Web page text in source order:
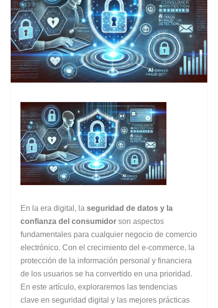
En la era digital, laseguridad de datos y la
confianza del consumidor son aspectos
fundamentales para cualquier negocio de comercio
electrónico. Con el crecimiento del e-commerce, la
protección de la información personal y financiera
de los usuarios se ha convertido en una prioridad.
En este artículo, exploraremos las tendencias
clave en seguridad digital y las mejores prácticas